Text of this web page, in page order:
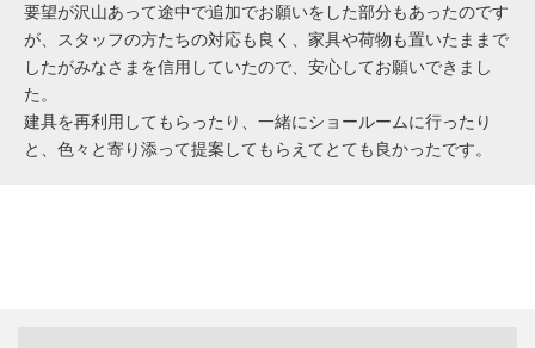
要望が沢山あって途中で追加でお願いをした部分もあったのです
が、スタッフの方たちの対応も良く、家具や荷物も置いたままで
したがみなさまを信用していたので、安心してお願いできまし
た。
建具を再利用してもらったり、一緒にショールームに行ったり
と、色々と寄り添って提案してもらえてとても良かったです。